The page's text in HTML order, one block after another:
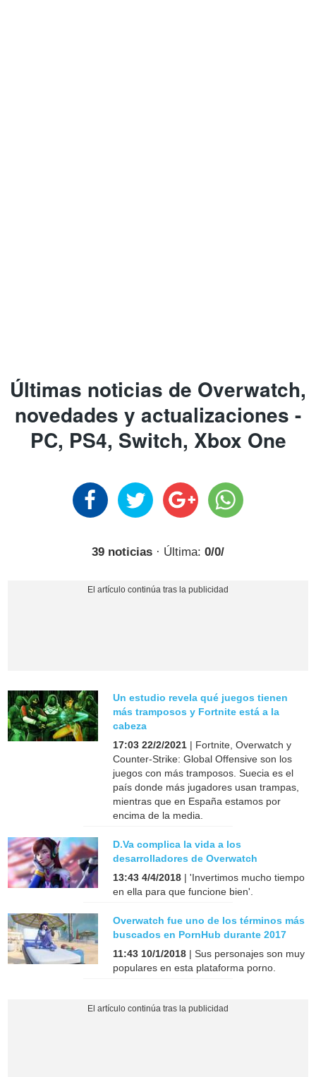
Últimas noticias de Overwatch,
novedades y actualizaciones -
PC, PS4, Switch, Xbox One
39 noticias · Última: 0/0/
Un estudio revela qué juegos tienen
más tramposos y Fortnite está a la
cabeza
17:03 22/2/2021 | Fortnite, Overwatch y
Counter-Strike: Global Offensive son los
juegos con más tramposos. Suecia es el
país donde más jugadores usan trampas,
mientras que en España estamos por
encima de la media.
D.Va complica la vida a los
desarrolladores de Overwatch
13:43 4/4/2018 | 'Invertimos mucho tiempo
en ella para que funcione bien'.
Overwatch fue uno de los términos más
buscados en PornHub durante 2017
11:43 10/1/2018 | Sus personajes son muy
populares en esta plataforma porno.